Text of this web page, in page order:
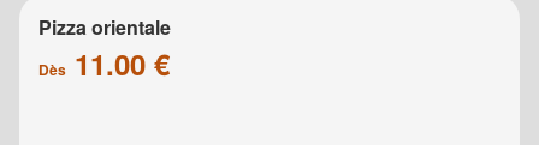
Pizza orientale
Dès 11.00 €